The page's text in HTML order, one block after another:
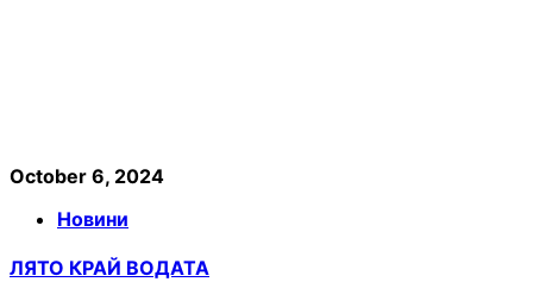
October 6, 2024
Новини
ЛЯТО КРАЙ ВОДАТА